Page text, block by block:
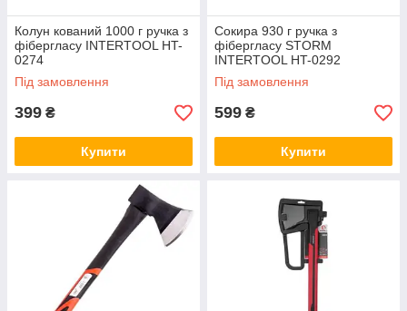
Колун кований 1000 г ручка з
фібергласу INTERTOOL HT-
0274
Під замовлення
399 ₴
Купити
Сокира 930 г ручка з
фібергласу STORM
INTERTOOL HT-0292
Під замовлення
599 ₴
Купити